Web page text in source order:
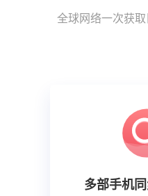
全球网络一次获
多部手机